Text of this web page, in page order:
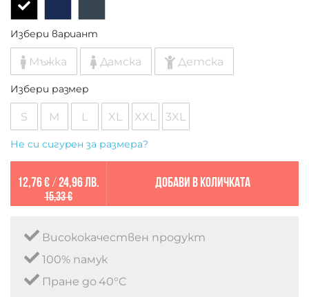
Избери вариант
Мъжка Дамска Детска
Избери размер
S M L XL XXL 3XL
Не си сигурен за размера?
12,76 €/ 24,96 лв.
15,33 €
Добави в количката
Висококачествен продукт
100% памук
Пране до 40°C